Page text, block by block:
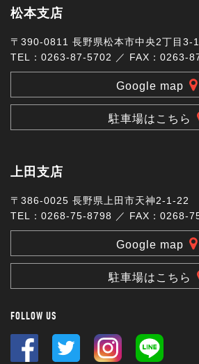
松本支店
〒390-0811 長野県松本市中央2丁目3-
TEL：0263-87-5702 ／ FAX：0263-
Google map
駐車場はこちら
上田支店
〒386-0025 長野県上田市天神2-1-22
TEL：0268-75-8798 ／ FAX：0268-
Google map
駐車場はこちら
FOLLOW US